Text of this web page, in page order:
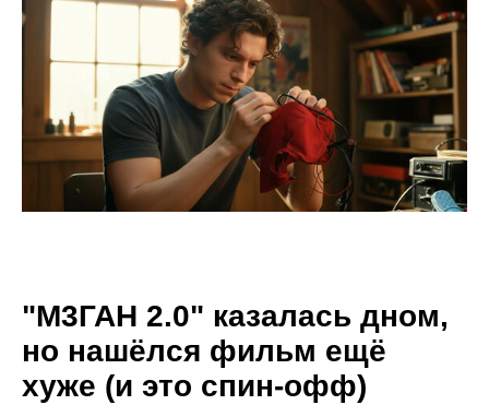
"М3ГАН 2.0" казалась дном,
но нашёлся фильм ещё
хуже (и это спин-офф)